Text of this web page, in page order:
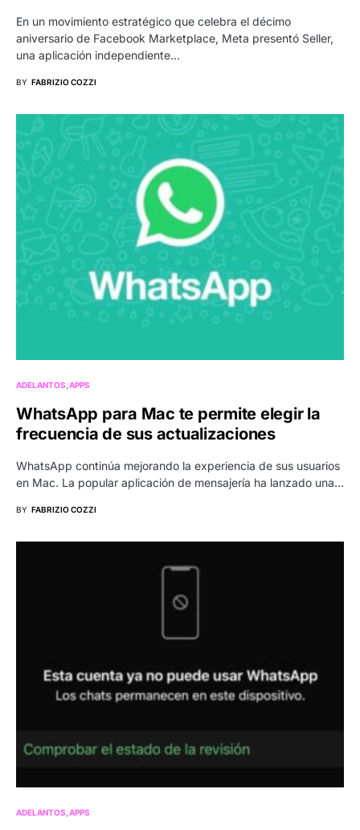
En un movimiento estratégico que celebra el décimo
aniversario de Facebook Marketplace, Meta presentó Seller,
una aplicación independiente…
BY FABRIZIO COZZI
ADELANTOS APPS
WhatsApp para Mac te permite elegir la
frecuencia de sus actualizaciones
WhatsApp continúa mejorando la experiencia de sus usuarios
en Mac. La popular aplicación de mensajería ha lanzado una…
BY FABRIZIO COZZI
ADELANTOS APPS